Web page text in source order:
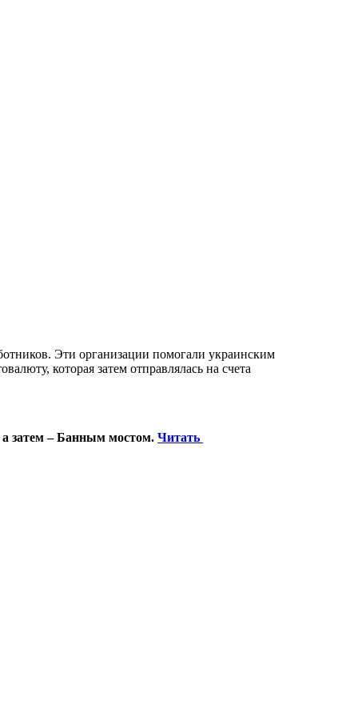
Эти организации помогали украинским
которая затем отправлялась на счета
затем – Банным мостом. Читать